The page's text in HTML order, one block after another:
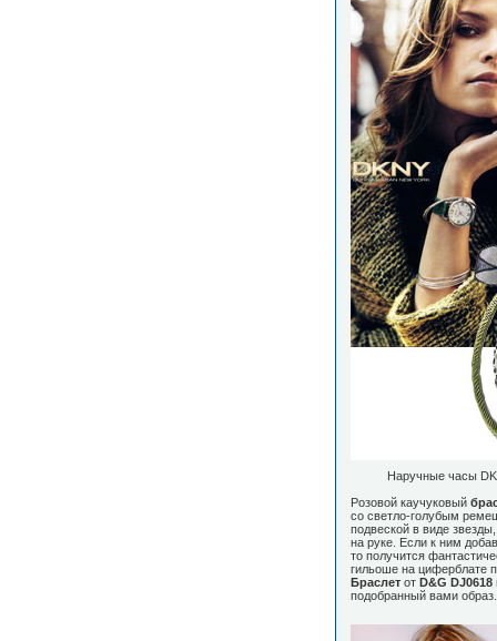
Наручные часы
Розовой каучуковый
со светло-голубым
подвеской в виде
на руке. Если к ним
то получится
гильоше на циферблате
Браслетот D&G DJ0618
подобранный вами образ.